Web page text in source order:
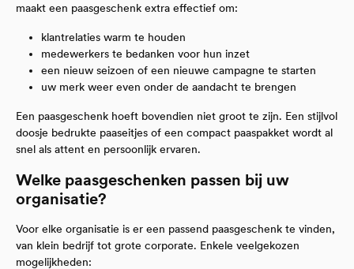
maakt een paasgeschenk extra effectief om:
klantrelaties warm te houden
medewerkers te bedanken voor hun inzet
een nieuw seizoen of een nieuwe campagne te starten
uw merk weer even onder de aandacht te brengen
Een paasgeschenk hoeft bovendien niet groot te zijn. Een stijlvol
doosje bedrukte paaseitjes of een compact paaspakket wordt al
snel als attent en persoonlijk ervaren.
Welke paasgeschenken passen bij uw
organisatie?
Voor elke organisatie is er een passend paasgeschenk te vinden,
van klein bedrijf tot grote corporate. Enkele veelgekozen
mogelijkheden: